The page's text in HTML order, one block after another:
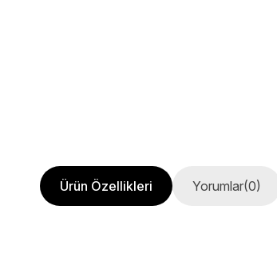
Ürün Özellikleri Yorumlar(0)